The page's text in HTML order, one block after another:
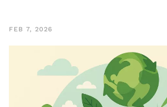
FEB 7, 2026